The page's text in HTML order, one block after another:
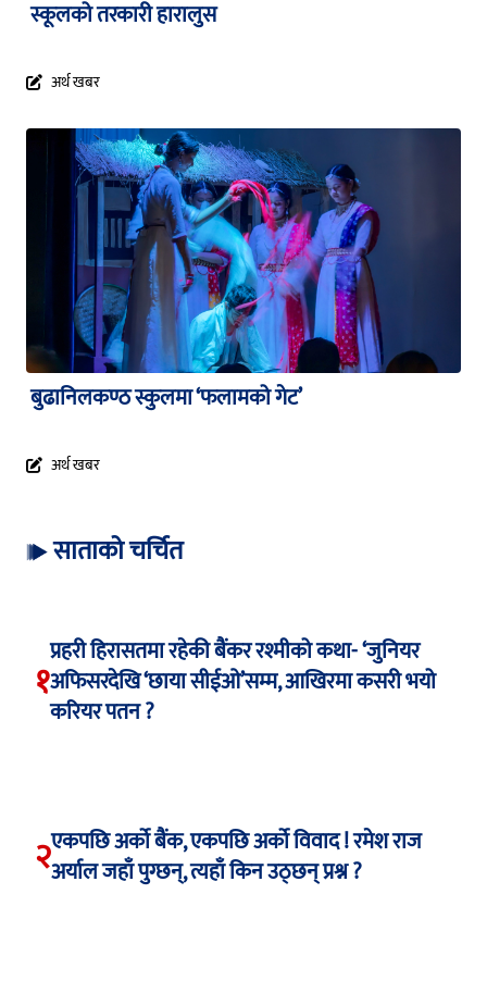
स्कूलको तरकारी हारालुस
अर्थ खबर
बुढानिलकण्ठ स्कुलमा ‘फलामको गेट’
अर्थ खबर
साताको चर्चित
१
प्रहरी हिरासतमा रहेकी बैंकर रश्मीको कथा- ‘जुनियर
अफिसरदेखि ‘छाया सीईओ’सम्म, आखिरमा कसरी भयो
करियर पतन ?
२एकपछि अर्को बैंक, एकपछि अर्को विवाद ! रमेश राज
अर्याल जहाँ पुग्छन्, त्यहाँ किन उठ्छन् प्रश्न ?